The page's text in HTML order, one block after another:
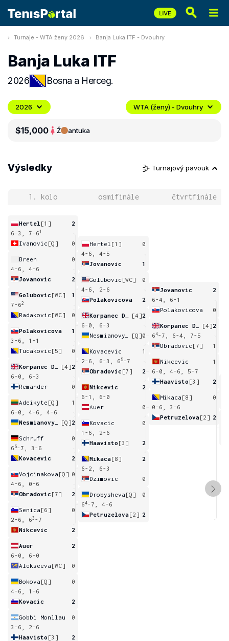
Turnaje - WTA ženy 2026 Banja Luka ITF - Dvouhry
Banja Luka ITF
2026 Bosna a Herceg.
2026 WTA (ženy) - Dvouhry
$15,000 Ž antuka
Výsledky Turnajový pavouk
1. kolo osmifinále čtvrtfinále
Hertel [1]
2
6-3, 7-6 1
Ivanovic [Q] 0
Breen
0
4-6, 4-6
Jovanovic
2
Golubovic [WC]
1
7-62
Radakovic [WC] 0
Polakovicova
1
3-6, 1-1
Tucakovic [5] 0
[4]2
6-0, 6-3
Remander
0
Adeikyte [Q]
1
6-0, 4-6, 4-6
[Q]2
Schruff
0
6 6-7, 3-6
Kovacevic
2
Vojcinakova [Q] 0
4-6, 0-6
Obradovic [7] 2
Senica [6]
0
2-6, 63 -7
Nikcevic
2
Auer
2
6-0, 6-0
Alekseeva [WC] 0
Bokova [Q]
0
4-6, 1-6
Kovacic
2
Gobbi Monllau
0
3-6, 2-6
Haavisto [3] 2
Hertel [1]
0
4-6, 4-5
Jovanovic
1
Golubovic [WC]
0
4-6, 2-6
Polakovicova
2
[4]2
6-0, 6-3
[Q]0
Kovacevic
1
2-6, 6-3, 6 5-7
Obradovic [7] 2
Nikcevic
2
6-1, 6-0
Auer
0
Kovacic
0
1-6, 2-6
Haavisto [3] 2
Mikaca[8]
2
6-2, 6-3
Dzimovic
0
Drobysheva [Q]
0
64-7, 4-6
Petruzelova[2] 2
Jovanovic
2
6-4, 6-1
Polakovicova
0
[4]2
64-7, 6-4, 7-5
Obradovic [7] 1
Nikcevic
1
6-0, 4-6, 5-7
Haavisto [3] 2
Mikaca [8]
0
0-6, 3-6
Petruzelova[2] 2